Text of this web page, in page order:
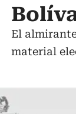
El
material